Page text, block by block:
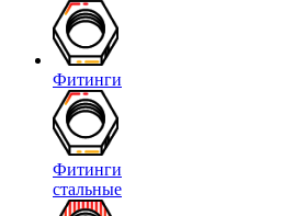
Фитинги
Фитинги
стальные